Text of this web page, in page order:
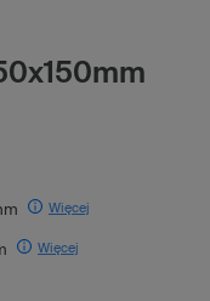
Więcej
Więcej